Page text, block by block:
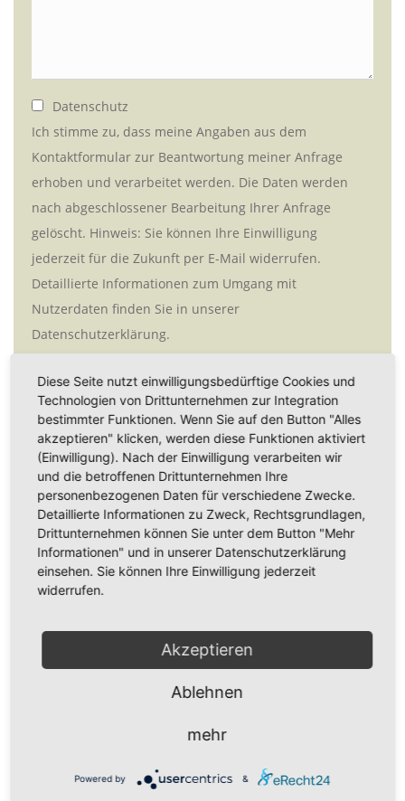
Datenschutz
Ich stimme zu, dass meine Angaben aus dem
Kontaktformular zur Beantwortung meiner Anfrage
erhoben und verarbeitet werden. Die Daten werden
nach abgeschlossener Bearbeitung Ihrer Anfrage
gelöscht. Hinweis: Sie können Ihre Einwilligung
jederzeit für die Zukunft per E-Mail widerrufen.
Detaillierte Informationen zum Umgang mit
Nutzerdaten finden Sie in unserer
Datenschutzerklärung.
SENDEN
Adresse:
Lohweg 4a
06632 Balgstädt
Telefon:
+49 (0) 3 44 64 / 6 63 - 0
E-mail:
info@feuerungsbau.com
Google Maps-Service zu laden!
Diese Seite nutzt einwilligungsbedürftige Cookies und
Technologien von Drittunternehmen zur Integration
bestimmter Funktionen. Wenn Sie auf den Button "Alles
akzeptieren" klicken, werden diese Funktionen aktiviert
(Einwilligung). Nach der Einwilligung verarbeiten wir
und die betroffenen Drittunternehmen Ihre
personenbezogenen Daten für verschiedene Zwecke.
Detaillierte Informationen zu Zweck, Rechtsgrundlagen,
Drittunternehmen können Sie unter dem Button "Mehr
Informationen" und in unserer Datenschutzerklärung
einsehen. Sie können Ihre Einwilligung jederzeit
widerrufen.
Akzeptieren
Ablehnen
mehr
Powered by &